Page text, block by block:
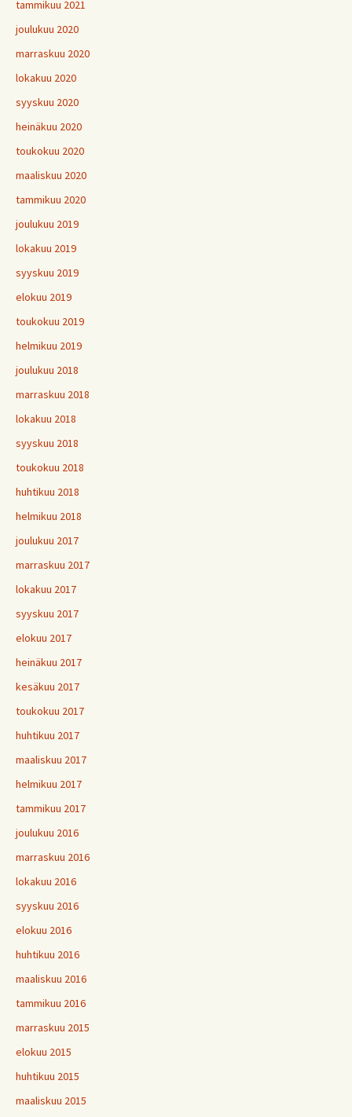
tammikuu 2021
joulukuu 2020
marraskuu 2020
lokakuu 2020
syyskuu 2020
heinäkuu 2020
toukokuu 2020
maaliskuu 2020
tammikuu 2020
joulukuu 2019
lokakuu 2019
syyskuu 2019
elokuu 2019
toukokuu 2019
helmikuu 2019
joulukuu 2018
marraskuu 2018
lokakuu 2018
syyskuu 2018
toukokuu 2018
huhtikuu 2018
helmikuu 2018
joulukuu 2017
marraskuu 2017
lokakuu 2017
syyskuu 2017
elokuu 2017
heinäkuu 2017
kesäkuu 2017
toukokuu 2017
huhtikuu 2017
maaliskuu 2017
helmikuu 2017
tammikuu 2017
joulukuu 2016
marraskuu 2016
lokakuu 2016
syyskuu 2016
elokuu 2016
huhtikuu 2016
maaliskuu 2016
tammikuu 2016
marraskuu 2015
elokuu 2015
huhtikuu 2015
maaliskuu 2015